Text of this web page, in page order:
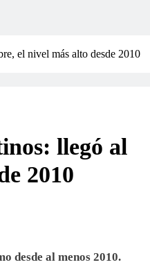
el nivel más alto desde 2010
llegó al
2010
desde al menos 2010.